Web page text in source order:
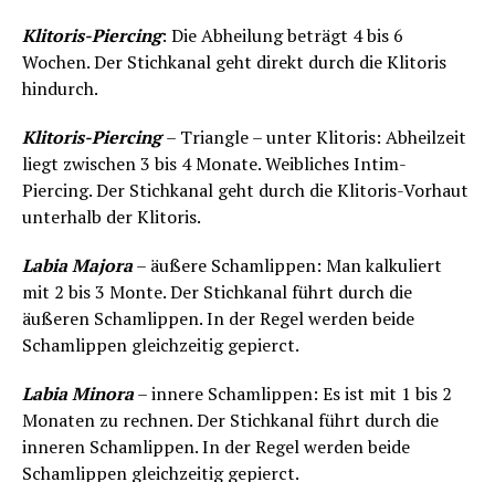
Klitoris-Piercing: Die Abheilung beträgt 4 bis 6
Wochen. Der Stichkanal geht direkt durch die Klitoris
hindurch.
Klitoris-Piercing – Triangle – unter Klitoris: Abheilzeit
liegt zwischen 3 bis 4 Monate. Weibliches Intim-
Piercing. Der Stichkanal geht durch die Klitoris-Vorhaut
unterhalb der Klitoris.
Labia Majora– äußere Schamlippen: Man kalkuliert
mit 2 bis 3 Monte. Der Stichkanal führt durch die
äußeren Schamlippen. In der Regel werden beide
Schamlippen gleichzeitig gepierct.
Labia Minora– innere Schamlippen: Es ist mit 1 bis 2
Monaten zu rechnen. Der Stichkanal führt durch die
inneren Schamlippen. In der Regel werden beide
Schamlippen gleichzeitig gepierct.